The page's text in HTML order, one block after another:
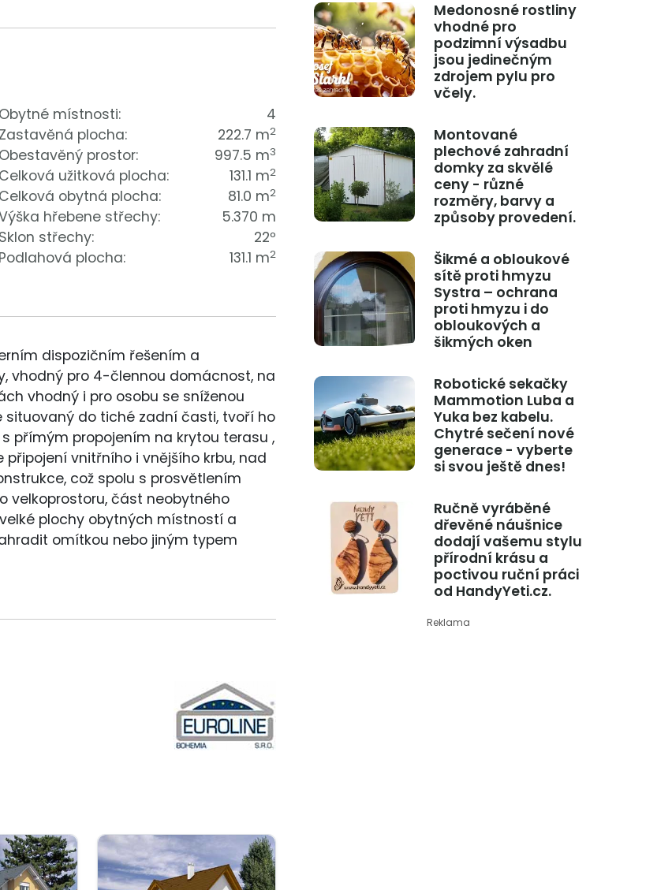
Obytné místnosti:
4
Zastavěná plocha:
222.7 m2
Obestavěný prostor: 997.5 m3
Celková užitková plocha: 131.1 m2
Celková obytná plocha: 81.0 m2
hřebene střechy:
5.370 m
Sklon střechy:
22º
Podlahová plocha:
131.1 m2
dispozičním řešením a
vhodný pro 4-člennou domácnost, na
vhodný i pro osobu se sníženou
do tiché zadní časti, tvoří ho
přímým propojením na krytou terasu ,
vnitřního i vnějšího krbu, nad
což spolu s prosvětlením
velkoprostoru, část neobytného
plochy obytných místností a
omítkou nebo jiným typem
Medonosné rostliny
vhodné pro
podzimní výsadbu
jsou jedinečným
zdrojem pylu pro
včely.
Montované
plechové zahradní
domky za skvělé
ceny - různé
rozměry, barvy a
způsoby provedení.
Šikmé a obloukové
sítě proti hmyzu
Systra – ochrana
proti hmyzu i do
obloukových a
šikmých oken
Robotické sekačky
Mammotion Luba a
Yuka bez kabelu.
Chytré sečení nové
generace - vyberte
si svou ještě dnes!
Ručně vyráběné
dřevěné náušnice
dodají vašemu stylu
přírodní krásu a
poctivou ruční práci
od HandyYeti.cz.
Reklama